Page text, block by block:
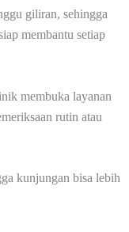
giliran, sehingga
membantu setiap
membuka layanan
rutin atau
kunjungan bisa lebih